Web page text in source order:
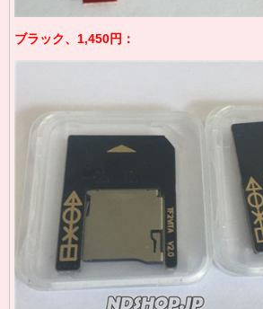
ブラック、1,450円：